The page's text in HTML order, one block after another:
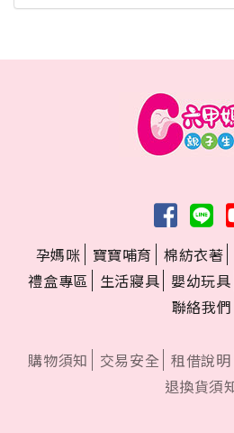
孕媽咪 寶寶哺育 棉紡衣著
禮盒專區
生活寢具 嬰幼玩具
聯絡我們
購物須知 交易安全 租借說明
退換貨須